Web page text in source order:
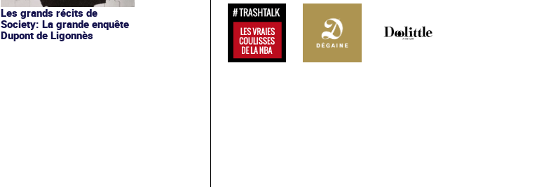
Les grands récits de
Society: La grande enquête
Dupont de Ligonnès